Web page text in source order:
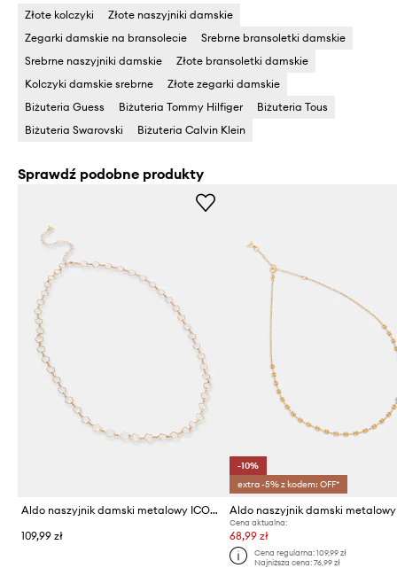
Złote kolczyki
Złote naszyjniki damskie
Zegarki damskie na bransolecie
Srebrne bransoletki damskie
Srebrne naszyjniki damskie
Złote bransoletki damskie
Kolczyki damskie srebrne
Złote zegarki damskie
Biżuteria Guess
Biżuteria Tommy Hilfiger
Biżuteria Tous
Biżuteria Swarovski
Biżuteria Calvin Klein
Sprawdź podobne produkty
Aldo naszyjnik damski metalowy ICONISTA
109,99 zł
-10%
extra -5% z kodem: OFF*
Cena aktualna:
68,99 zł
Cena regularna: 109,99 zł
Najniższa cena: 76,99 zł